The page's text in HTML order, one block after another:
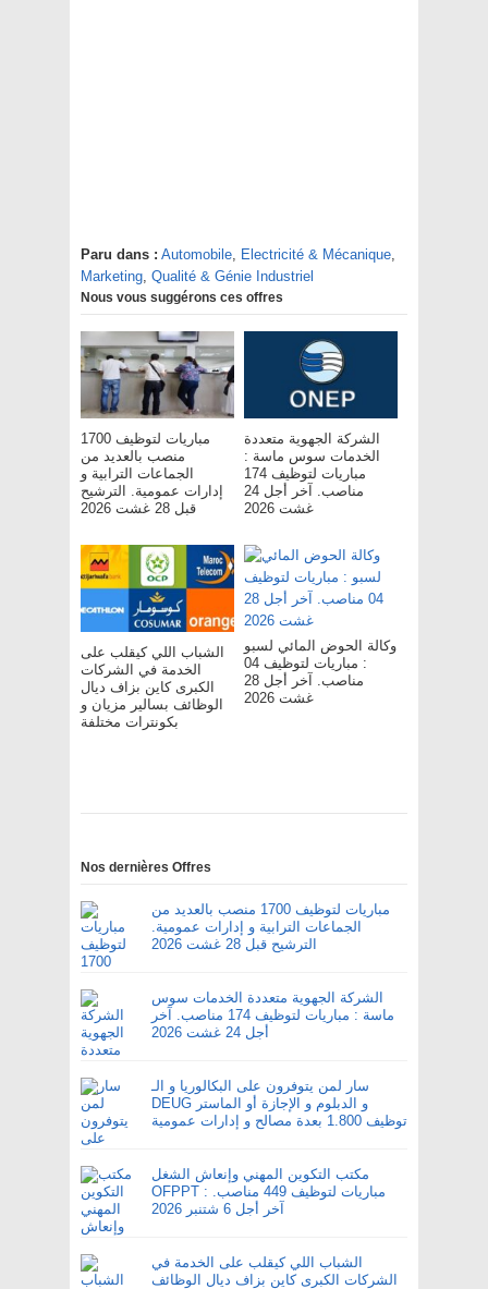
Paru dans : Automobile, Electricité & Mécanique,
Marketing, Qualité & Génie Industriel
Nous vous suggérons ces offres
مباريات لتوظيف 1700
منصب بالعديد من
الجماعات الترابية و
إدارات عمومية. الترشيح
قبل 28 غشت 2026
الشركة الجهوية متعددة
الخدمات سوس ماسة :
مباريات لتوظيف 174
مناصب. آخر أجل 24
غشت 2026
الشباب اللي كيقلب على
الخدمة في الشركات
الكبرى كاين بزاف ديال
الوظائف بسالير مزيان و
بكونترات مختلفة
وكالة الحوض المائي لسبو
: مباريات لتوظيف 04
مناصب. آخر أجل 28
غشت 2026
Nos dernières Offres
مباريات لتوظيف 1700 منصب بالعديد من
الجماعات الترابية و إدارات عمومية.
الترشيح قبل 28 غشت 2026
الشركة الجهوية متعددة الخدمات سوس
ماسة : مباريات لتوظيف 174 مناصب. آخر
أجل 24 غشت 2026
سار لمن يتوفرون على البكالوريا و الـ
DEUG و الدبلوم و الإجازة أو الماستر
توظيف 1.800 بعدة مصالح و إدارات عمومية
مكتب التكوين المهني وإنعاش الشغل
OFPPT : مباريات لتوظيف 449 مناصب.
آخر أجل 6 شتنبر 2026
الشباب اللي كيقلب على الخدمة في
الشركات الكبرى كاين بزاف ديال الوظائف